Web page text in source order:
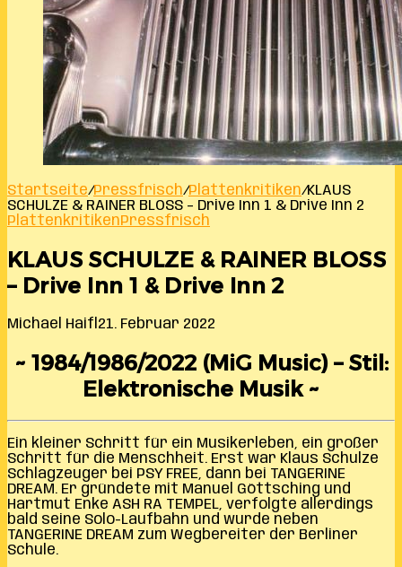
Startseite/Pressfrisch/Plattenkritiken/KLAUS
SCHULZE & RAINER BLOSS – Drive Inn 1 & Drive Inn 2
PlattenkritikenPressfrisch
KLAUS SCHULZE & RAINER BLOSS
– Drive Inn 1 & Drive Inn 2
Michael Haifl 21. Februar 2022
~ 1984/1986/2022 (MiG Music) – Stil:
Elektronische Musik ~
Ein kleiner Schritt für ein Musikerleben, ein großer
Schritt für die Menschheit. Erst war Klaus Schulze
Schlagzeuger bei PSY FREE, dann bei TANGERINE
DREAM. Er gründete mit Manuel Göttsching und
Hartmut Enke ASH RA TEMPEL, verfolgte allerdings
bald seine Solo-Laufbahn und wurde neben
TANGERINE DREAM zum Wegbereiter der Berliner
Schule.